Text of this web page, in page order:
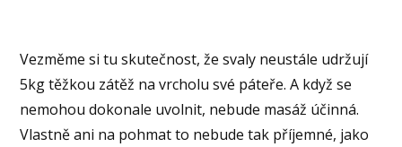
Vezměme si tu skutečnost, že svaly neustále udržují
5kg těžkou zátěž na vrcholu své páteře. A když se
nemohou dokonale uvolnit, nebude masáž účinná.
Vlastně ani na pohmat to nebude tak příjemné, jako